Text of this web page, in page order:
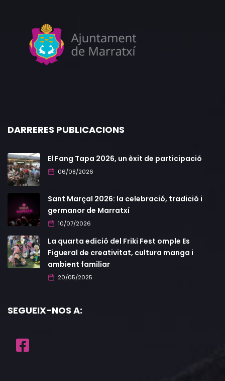
DARRERES PUBLICACIONS
El Fang Tapa 2026, un èxit de participació
06/08/2026
Sant Marçal 2026: la celebració, tradició i
germanor de Marratxí
10/07/2026
La quarta edició del Friki Fest omple Es
Figueral de creativitat, cultura manga i
ambient familiar
20/05/2025
SEGUEIX-NOS A: